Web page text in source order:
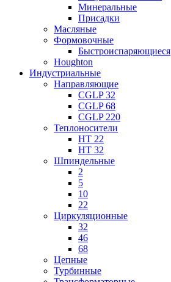
Минеральные
Присадки
Масляные
Формовочные
Быстроиспаряющиеся
Houghton
Индустриальные
Направляющие
CGLP 32
CGLP 68
CGLP 220
Теплоносители
HT 22
HT 32
Шпиндельные
2
5
10
22
Циркуляционные
32
46
68
Цепные
Турбинные